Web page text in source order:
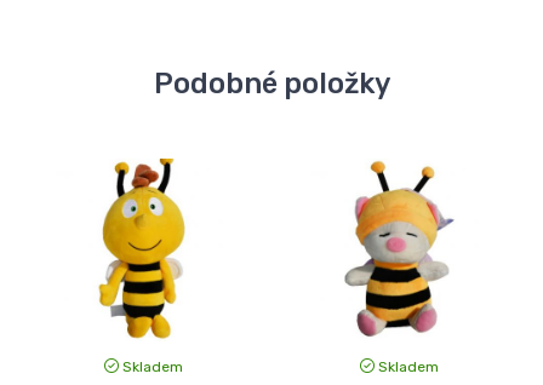
Podobné položky
Skladem Skladem